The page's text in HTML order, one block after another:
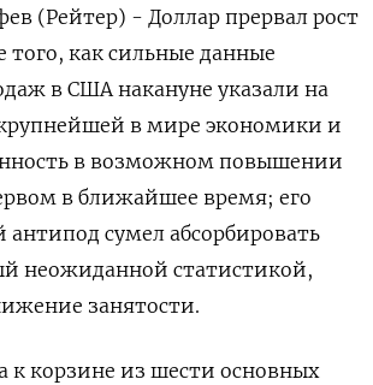
(Рейтер) - Доллар прервал рост
того, как сильные данные
в США накануне указали на
в мире экономики и
в возможном повышении
в ближайшее время; его
антипод сумел абсорбировать
неожиданной статистикой,
занятости.
к корзине из шести основных